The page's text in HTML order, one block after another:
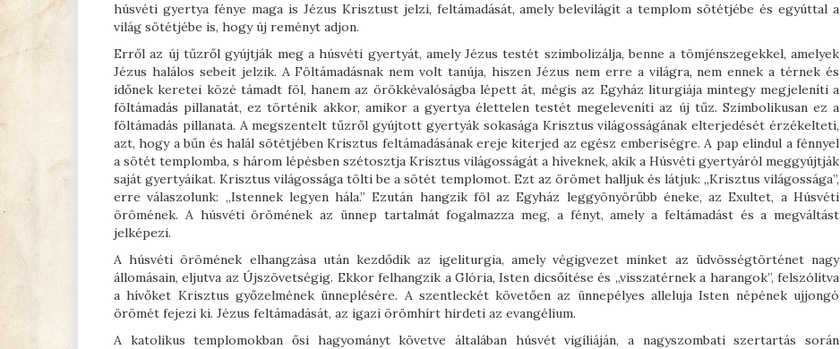
húsvéti gyertya fénye maga is Jézus Krisztust jelzi, feltámadását, amely belevilágít a templom sötétjébe és egyúttal a
világ sötétjébe is, hogy új reményt adjon.
Erről az új tűzről gyújtják meg a húsvéti gyertyát, amely Jézus testét szimbolizálja, benne a tömjénszegekkel, amelyek
Jézus halálos sebeit jelzik. A Föltámadásnak nem volt tanúja, hiszen Jézus nem erre a világra, nem ennek a térnek és
időnek keretei közé támadt föl, hanem az örökkévalóságba lépett át, mégis az Egyház liturgiája mintegy megjeleníti a
föltámadás pillanatát, ez történik akkor, amikor a gyertya élettelen testét megeleveníti az új tűz. Szimbolikusan ez a
föltámadás pillanata. A megszentelt tűzről gyújtott gyertyák sokasága Krisztus világosságának elterjedését érzékelteti,
azt, hogy a bűn és halál sötétjében Krisztus feltámadásának ereje kiterjed az egész emberiségre. A pap elindul a fénnyel
a sötét templomba, s három lépésben szétosztja Krisztus világosságát a híveknek, akik a Húsvéti gyertyáról meggyújtják
saját gyertyáikat. Krisztus világossága tölti be a sötét templomot. Ezt az örömet halljuk és látjuk: „Krisztus világossága”,
erre válaszolunk: „Istennek legyen hála.” Ezután hangzik föl az Egyház leggyönyörűbb éneke, az Exultet, a Húsvéti
örömének. A húsvéti örömének az ünnep tartalmát fogalmazza meg, a fényt, amely a feltámadást és a megváltást
jelképezi.
A húsvéti örömének elhangzása után kezdődik az igeliturgia, amely végigvezet minket az üdvösségtörténet nagy
állomásain, eljutva az Újszövetségig. Ekkor felhangzik a Glória, Isten dicsőítése és „visszatérnek a harangok”, felszólítva
a hívőket Krisztus győzelmének ünneplésére. A szentleckét követően az ünnepélyes alleluja Isten népének ujjongó
örömét fejezi ki. Jézus feltámadását, az igazi örömhírt hirdeti az evangélium.
A katolikus templomokban ősi hagyományt követve általában húsvét vigíliáján, a nagyszombati szertartás során